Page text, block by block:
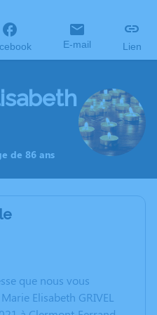
E-mail Lien
de 86 ans
que nous vous
Elisabeth GRIVEL